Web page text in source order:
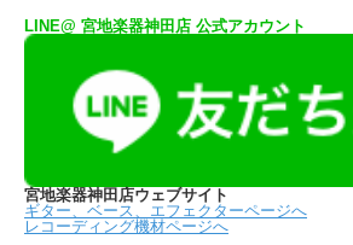
LINE@ 宮地楽器神田店 公式アカウント
宮地楽器神田店ウェブサイト
ギター、ベース、エフェクターページへ
レコーディング機材ページへ